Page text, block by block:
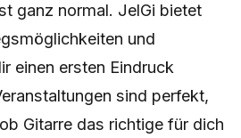
ganz normal. JelGi bietet
und
einen ersten Eindruck
sind perfekt,
Gitarre das richtige für dich